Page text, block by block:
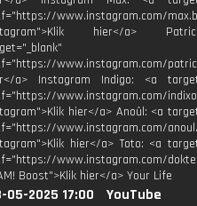
www.instagram.com/
hier</a>
www.instagram.com/
a> Instagram Indigo: <a
www.instagram.com/
hier</a> Anoûl: <a
www.instagram.com/
hier</a> Toto: <a
www.instagram.com/
Boost">Klik hier</a> Your Life
05-2025 17:00 YouTube